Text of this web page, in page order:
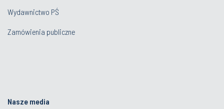
Wydawnictwo PŚ
Zamówienia publiczne
Nasze media